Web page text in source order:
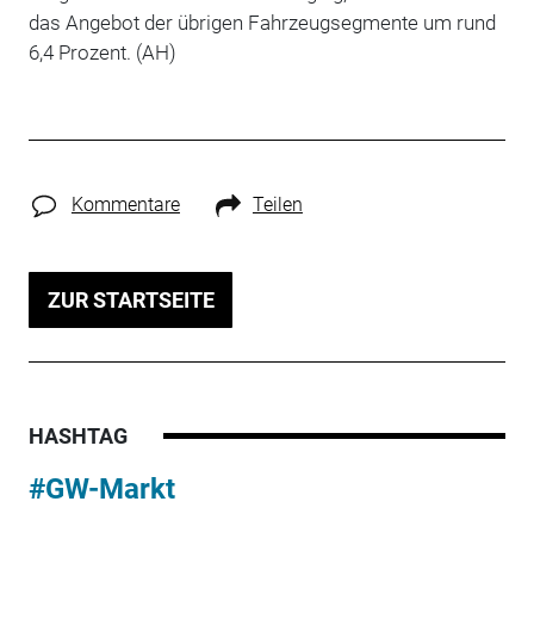
das Angebot der übrigen Fahrzeugsegmente um rund
6,4 Prozent. (AH)
Kommentare Teilen
ZUR STARTSEITE
HASHTAG
#GW-Markt